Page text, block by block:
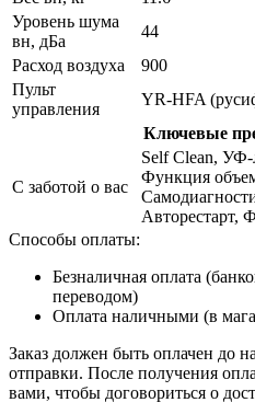
Уровень шума
вн, дБа
44
Расход воздуха
900
Пульт
управления
YR-HFA
Ключевые
С заботой о вас
Self Clean, УФ-
Функция
Авторестарт,
Способы оплаты:
Безналичная оплата
переводом)
Оплата наличными (в
Заказ должен быть оплачен до
отправки. После получения
вами, чтобы договориться о